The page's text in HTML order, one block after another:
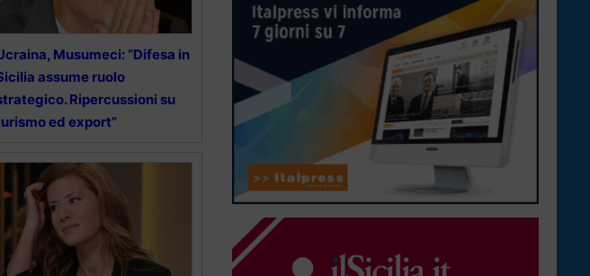
Musumeci: “Difesa in
assume ruolo
Ripercussioni su
ed export”